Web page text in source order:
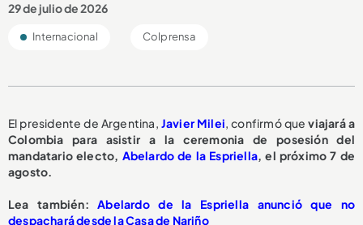
29 de julio de 2026
Internacional Colprensa
El presidente de Argentina, Javier Milei, confirmó queviajará a
Colombia para asistir a la ceremonia de posesión del
mandatario electo, Abelardo de la Espriella, el próximo 7 de
agosto.
Lea también:Abelardo de la Espriella anunció que no
despachará desde la Casa de Nariño